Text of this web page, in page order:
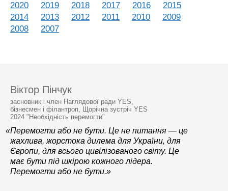
2020
2019 2018 2017 2016
2015
2014
2013 2012 2011 2010
2009
2008
2007
Віктор Пінчук
засновник і член Наглядової ради YES,
бізнесмен і філантроп, Щорічна зустріч YES
2024 "Необхідність перемогти"
«Перемогти або не бути. Це не питання — це
жахлива, жорстока дилема для України, для
Європи, для всього цивілізованого світу. Це
має бути під шкірою кожного лідера.
Перемогти або не бути.»